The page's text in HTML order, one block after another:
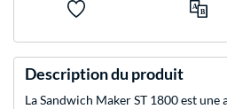
Description du produit
La Sandwich Maker ST 1800 est